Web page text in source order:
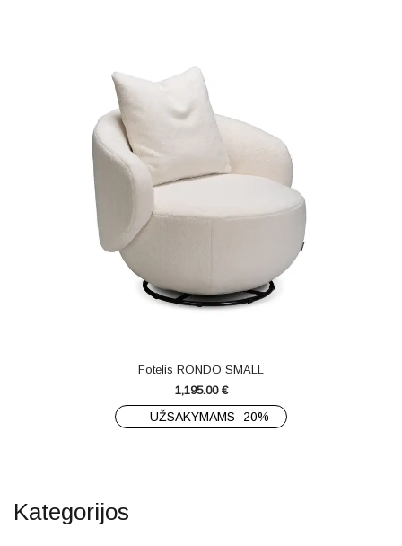
Fotelis RONDO SMALL
1,195.00 €
UŽSAKYMAMS -20%
Kategorijos